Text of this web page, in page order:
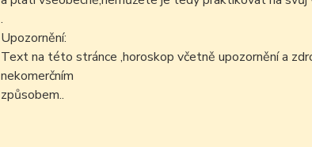
.
Upozornění:
Text na této stránce ,horoskop včetně upozornění a
nekomerčním
způsobem..